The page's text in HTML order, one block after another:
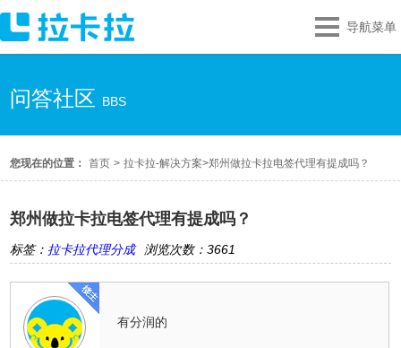
导航菜单
问答社区 BBS
您现在的位置： 首页 > 拉卡拉-解决方案>郑州做拉卡拉电签代理有提成吗？
郑州做拉卡拉电签代理有提成吗？
标签： 拉卡拉代理分成 浏览次数：3661
有分润的